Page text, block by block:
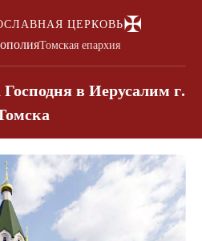
ЦЕРКОВЬ✠
Томская епархия
в Иерусалим г.